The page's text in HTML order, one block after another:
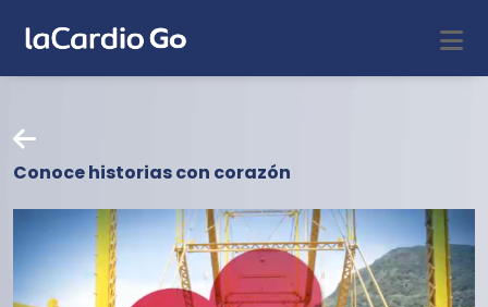
Conoce historias con corazón